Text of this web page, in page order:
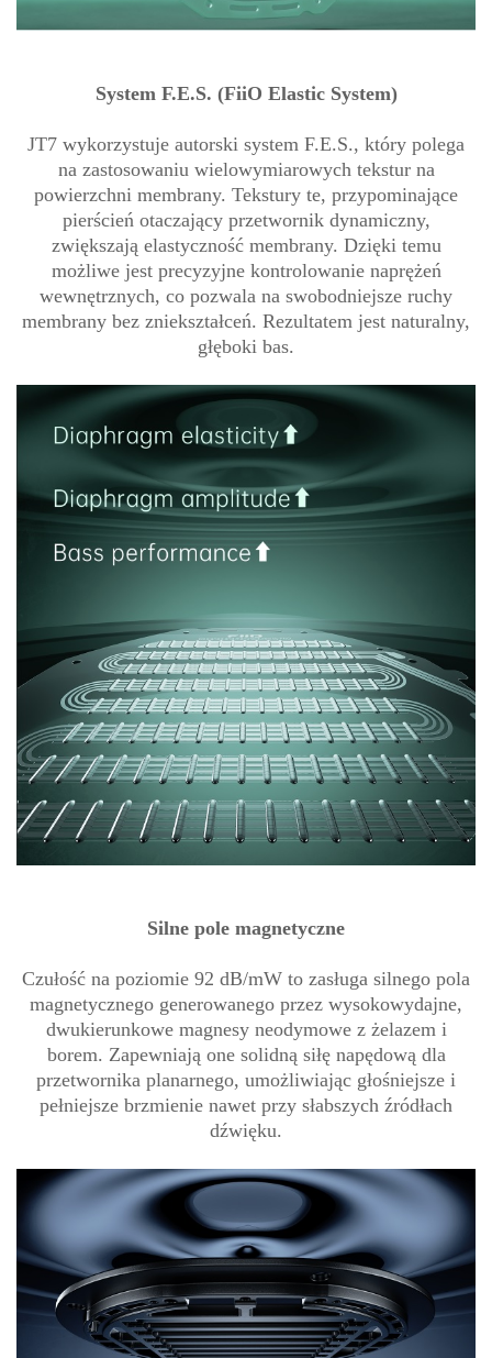
System F.E.S. (FiiO Elastic System)
JT7 wykorzystuje autorski system F.E.S., który polega
na zastosowaniu wielowymiarowych tekstur na
powierzchni membrany. Tekstury te, przypominające
pierścień otaczający przetwornik dynamiczny,
zwiększają elastyczność membrany. Dzięki temu
możliwe jest precyzyjne kontrolowanie naprężeń
wewnętrznych, co pozwala na swobodniejsze ruchy
membrany bez zniekształceń. Rezultatem jest naturalny,
głęboki bas.
Silne pole magnetyczne
Czułość na poziomie 92 dB/mW to zasługa silnego pola
magnetycznego generowanego przez wysokowydajne,
dwukierunkowe magnesy neodymowe z żelazem i
borem. Zapewniają one solidną siłę napędową dla
przetwornika planarnego, umożliwiając głośniejsze i
pełniejsze brzmienie nawet przy słabszych źródłach
dźwięku.